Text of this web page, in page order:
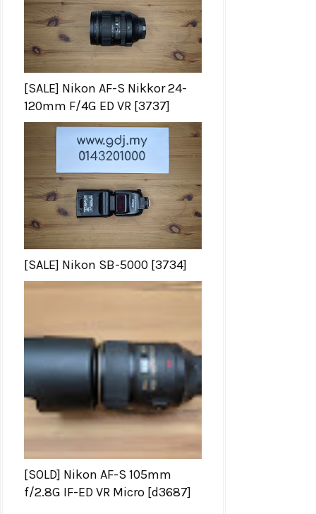
[SALE] Nikon AF-S Nikkor 24-
120mm F/4G ED VR [3737]
[SALE] Nikon SB-5000 [3734]
[SOLD] Nikon AF-S 105mm
f/2.8G IF-ED VR Micro [d3687]